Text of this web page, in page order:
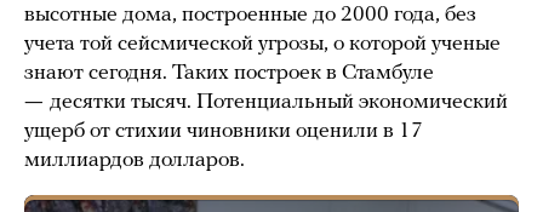
высотные дома, построенные до 2000 года, без
учета той сейсмической угрозы, о которой ученые
знают сегодня. Таких построек в Стамбуле
— десятки тысяч. Потенциальный экономический
ущерб от стихии чиновники оценили в 17
миллиардов долларов.